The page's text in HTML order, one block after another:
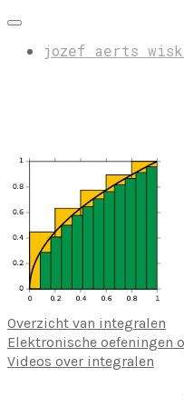
jozef aerts
Overzicht van integralen
Elektronische oefeningen
Videos over integralen